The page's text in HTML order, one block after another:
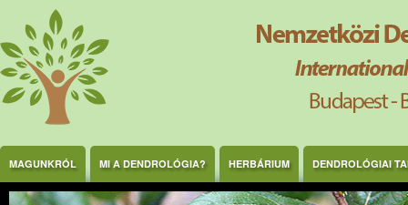
Ugrás a tartalomra
MAGUNKRÓL MI A DENDROLÓGIA? HERBÁRIUM DENDROLÓGIAI